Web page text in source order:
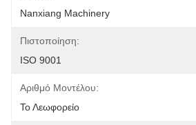
Nanxiang Machinery
Πιστοποίηση:
ISO 9001
Αριθμό Μοντέλου:
Το Λεωφορείο